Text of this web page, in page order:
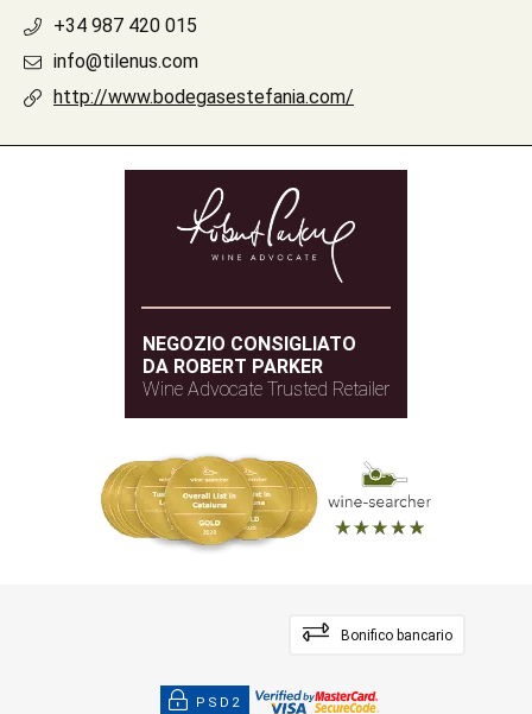
+34 987 420 015
info@tilenus.com
http://www.bodegasestefania.com/
NEGOZIO CONSIGLIATO
DA ROBERT PARKER
Wine Advocate Trusted Retailer
Bonifico bancario
PSD2